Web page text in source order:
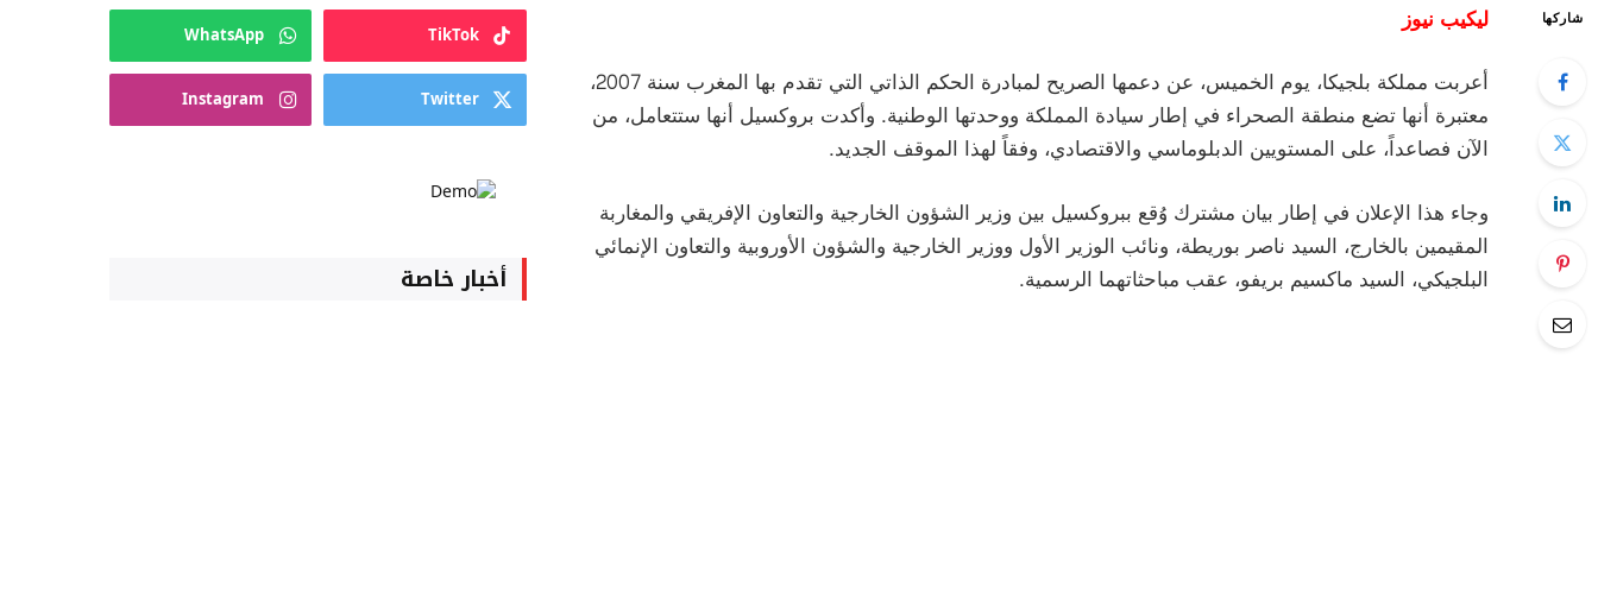
شاركها
ليكيب نيوز
أعربت مملكة بلجيكا، يوم الخميس، عن دعمها الصريح لمبادرة الحكم الذاتي التي تقدم بها المغرب سنة 2007،
معتبرة أنها تضع منطقة الصحراء في إطار سيادة المملكة ووحدتها الوطنية. وأكدت بروكسيل أنها ستتعامل، من
الآن فصاعداً، على المستويين الدبلوماسي والاقتصادي، وفقاً لهذا الموقف الجديد.
وجاء هذا الإعلان في إطار بيان مشترك وُقع ببروكسيل بين وزير الشؤون الخارجية والتعاون الإفريقي والمغاربة
المقيمين بالخارج، السيد ناصر بوريطة، ونائب الوزير الأول ووزير الخارجية والشؤون الأوروبية والتعاون الإنمائي
البلجيكي، السيد ماكسيم بريفو، عقب مباحثاتهما الرسمية.
TikTok
WhatsApp
Twitter
Instagram
أخبار خاصة